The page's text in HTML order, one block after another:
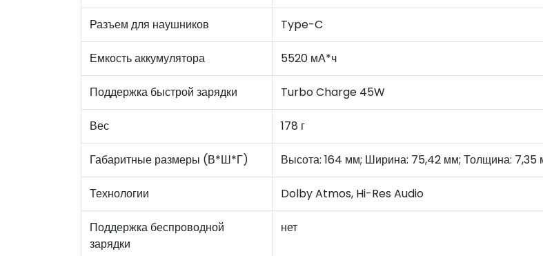
Разъем для наушников Type-C
Емкость аккумулятора 5520 мА*ч
Поддержка быстрой зарядки Turbo Charge 45W
Вес 178 г
Габаритные размеры (В*Ш*Г) Высота: 164 мм; Ширина: 75,42 мм; Толщина: 7,35
Технологии Dolby Atmos, Hi-Res Audio
Поддержка беспроводной
зарядки
нет